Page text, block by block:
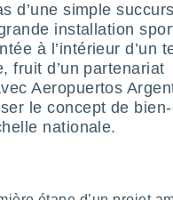
d’une simple
installation
à l’intérieur d’un
fruit d’un partenariat
Aeropuertos
le concept de
nationale.